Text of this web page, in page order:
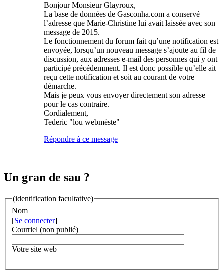
Bonjour Monsieur Glayroux,
La base de données de Gasconha.com a conservé
l’adresse que Marie-Christine lui avait laissée avec son
message de 2015.
Le fonctionnement du forum fait qu’une notification est
envoyée, lorsqu’un nouveau message s’ajoute au fil de
discussion, aux adresses e-mail des personnes qui y ont
participé précédemment. Il est donc possible qu’elle ait
reçu cette notification et soit au courant de votre
démarche.
Mais je peux vous envoyer directement son adresse
pour le cas contraire.
Cordialement,
Tederic "lou webmèste"
Répondre à ce message
Un gran de sau ?
(identification facultative)
Nom
[Se connecter]
Courriel (non publié)
Votre site web